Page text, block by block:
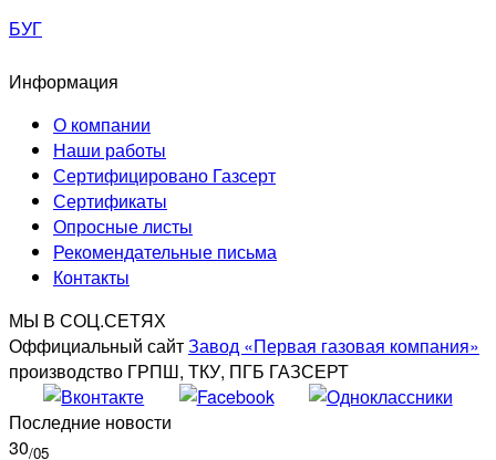
БУГ
Информация
О компании
Наши работы
Сертифицировано Газсерт
Сертификаты
Опросные листы
Рекомендательные письма
Контакты
МЫ В СОЦ.СЕТЯХ
Оффициальный сайтЗавод «Первая газовая компания»
производство ГРПШ, ТКУ, ПГБ ГАЗСЕРТ
Последние новости
30/05